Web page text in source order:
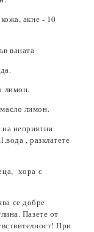
акне - 10
ваната
лимон.
лимон.
неприятни
, разклатете
хора с
се добре
Пазете от
При